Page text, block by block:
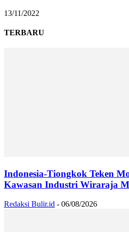
13/11/2022
TERBARU
Indonesia-Tiongkok Teken
Kawasan Industri Wiraraja
Redaksi Bulir.id - 06/08/2026